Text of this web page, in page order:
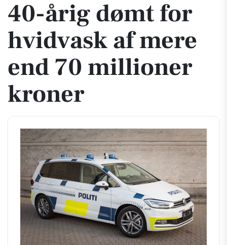
40-årig dømt for
hvidvask af mere
end 70 millioner
kroner